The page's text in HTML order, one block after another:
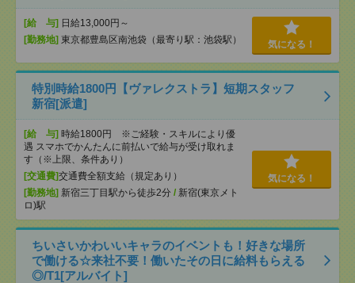
[給 与] 日給13,000円～
[勤務地] 東京都豊島区南池袋（最寄り駅：池袋駅） 気になる！
特別時給1800円【ヴァレクストラ】短期スタッフ
新宿[派遣]
[給 与] 時給1800円 ※ご経験・スキルにより優
遇 スマホでかんたんに前払いで給与が受け取れま
す（※上限、条件あり）
[交通費]交通費全額支給（規定あり）
[勤務地] 新宿三丁目駅から徒歩2分 / 新宿(東京メト
ロ)駅
気になる！
ちいさいかわいいキャラのイベントも！好きな場所
で働ける☆来社不要！働いたその日に給料もらえる
◎/T1[アルバイト]